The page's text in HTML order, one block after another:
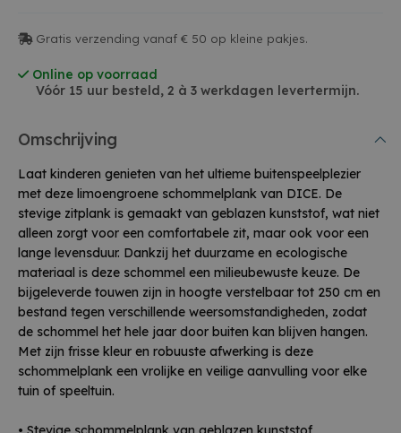
Gratis verzending vanaf € 50 op kleine pakjes.
Online op voorraad
Vóór 15 uur besteld, 2 à 3 werkdagen levertermijn.
Omschrijving
Laat kinderen genieten van het ultieme buitenspeelplezier
met deze limoengroene schommelplank van DICE. De
stevige zitplank is gemaakt van geblazen kunststof, wat niet
alleen zorgt voor een comfortabele zit, maar ook voor een
lange levensduur. Dankzij het duurzame en ecologische
materiaal is deze schommel een milieubewuste keuze. De
bijgeleverde touwen zijn in hoogte verstelbaar tot 250 cm en
bestand tegen verschillende weersomstandigheden, zodat
de schommel het hele jaar door buiten kan blijven hangen.
Met zijn frisse kleur en robuuste afwerking is deze
schommelplank een vrolijke en veilige aanvulling voor elke
tuin of speeltuin.